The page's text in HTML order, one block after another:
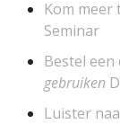
Kom meer
Seminar
Bestel een
gebruiken
Luister